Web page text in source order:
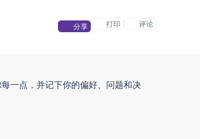
分享 打印 评论
一点，并记下你的偏好、问题和决